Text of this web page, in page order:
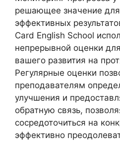
решающее значение
эффективных
Card English School
непрерывной оценки
вашего развития на
Регулярные оценки
преподавателям
улучшения и
обратную связь,
сосредоточиться на
эффективно